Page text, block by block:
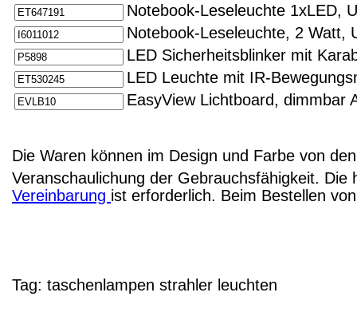
Notebook-Leseleuchte 1xLED,
Notebook-Leseleuchte, 2 Watt,
LED Sicherheitsblinker mit
LED Leuchte mit IR-
EasyView Lichtboard, dimmbar
Die Waren können im Design und Farbe von
Veranschaulichung der Gebrauchsfähigkeit.
Vereinbarung ist erforderlich. Beim Bestellen
Tag: taschenlampen strahler leuchten